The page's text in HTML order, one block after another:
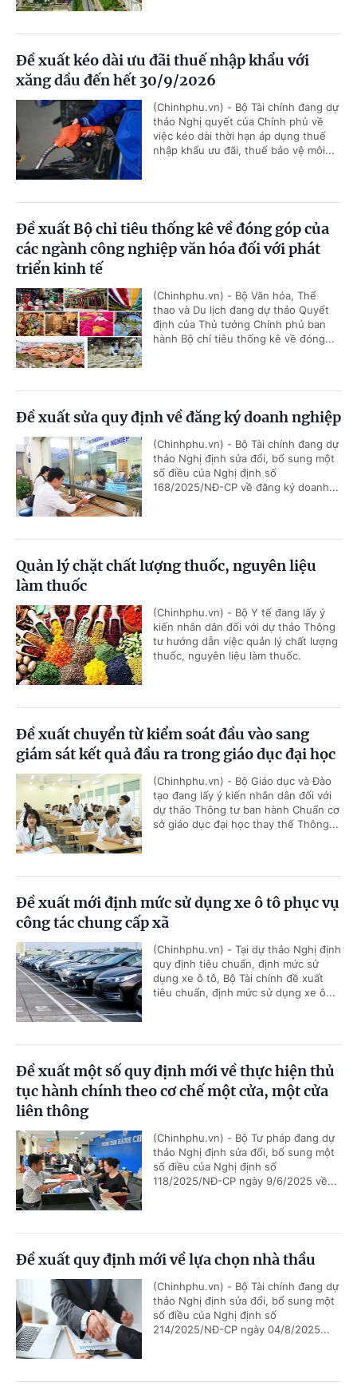
Đề xuất kéo dài ưu đãi thuế nhập khẩu với
xăng dầu đến hết 30/9/2026
(Chinhphu.vn) - Bộ Tài chính đang dự
thảo Nghị quyết của Chính phủ về
việc kéo dài thời hạn áp dụng thuế
nhập khẩu ưu đãi, thuế bảo vệ môi...
Đề xuất Bộ chỉ tiêu thống kê về đóng góp của
các ngành công nghiệp văn hóa đối với phát
triển kinh tế
(Chinhphu.vn) - Bộ Văn hóa, Thể
thao và Du lịch đang dự thảo Quyết
định của Thủ tướng Chính phủ ban
hành Bộ chỉ tiêu thống kê về đóng...
Đề xuất sửa quy định về đăng ký doanh nghiệp
(Chinhphu.vn) - Bộ Tài chính đang dự
thảo Nghị định sửa đổi, bổ sung một
số điều của Nghị định số
168/2025/NĐ-CP về đăng ký doanh...
Quản lý chặt chất lượng thuốc, nguyên liệu
làm thuốc
(Chinhphu.vn) - Bộ Y tế đang lấy ý
kiến nhân dân đối với dự thảo Thông
tư hướng dẫn việc quản lý chất lượng
thuốc, nguyên liệu làm thuốc.
Đề xuất chuyển từ kiểm soát đầu vào sang
giám sát kết quả đầu ra trong giáo dục đại học
(Chinhphu.vn) - Bộ Giáo dục và Đào
tạo đang lấy ý kiến nhân dân đối với
dự thảo Thông tư ban hành Chuẩn cơ
sở giáo dục đại học thay thế Thông...
Đề xuất mới định mức sử dụng xe ô tô phục vụ
công tác chung cấp xã
(Chinhphu.vn) - Tại dự thảo Nghị định
quy định tiêu chuẩn, định mức sử
dụng xe ô tô, Bộ Tài chính đề xuất
tiêu chuẩn, định mức sử dụng xe ô...
Đề xuất một số quy định mới về thực hiện thủ
tục hành chính theo cơ chế một cửa, một cửa
liên thông
(Chinhphu.vn) - Bộ Tư pháp đang dự
thảo Nghị định sửa đổi, bổ sung một
số điều của Nghị định số
118/2025/NĐ-CP ngày 9/6/2025 về...
Đề xuất quy định mới về lựa chọn nhà thầu
(Chinhphu.vn) - Bộ Tài chính đang dự
thảo Nghị định sửa đổi, bổ sung một
số điều của Nghị định số
214/2025/NĐ-CP ngày 04/8/2025...